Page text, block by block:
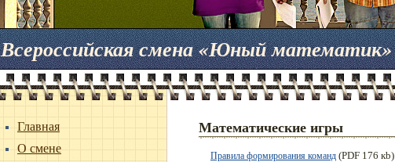
Всероссийская смена «Юный математик»
Главная
О смене
Математические игры
Правила формирования команд (PDF 176 кb)